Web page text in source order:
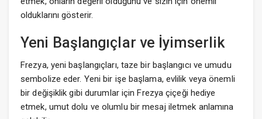
olduklarını gösterir.
Yeni Başlangıçlar ve İyimserlik
Frezya, yeni başlangıçları, taze bir başlangıcı ve umudu
sembolize eder. Yeni bir işe başlama, evlilik veya önemli
bir değişiklik gibi durumlar için Frezya çiçeği hediye
etmek, umut dolu ve olumlu bir mesaj iletmek anlamına